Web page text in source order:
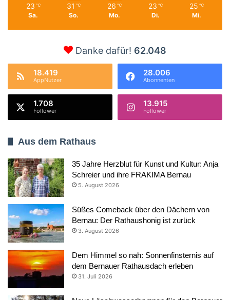
23 ℃
Sa.
31 ℃
So.
26 ℃
Mo.
23 ℃
Di.
25 ℃
Mi.
Danke dafür! 62.048
18.419
AppNutzer
28.006
Abonnenten
1.708
Follower
13.915
Follower
Aus dem Rathaus
35 Jahre Herzblut für Kunst und Kultur: Anja
Schreier und ihre FRAKIMA Bernau
5. August 2026
Süßes Comeback über den Dächern von
Bernau: Der Rathaushonig ist zurück
3. August 2026
Dem Himmel so nah: Sonnenfinsternis auf
dem Bernauer Rathausdach erleben
31. Juli 2026